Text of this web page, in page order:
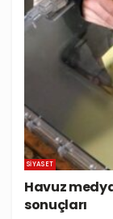
SIYASET
Havuz
sonuçları